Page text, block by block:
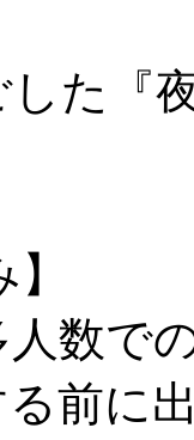
た『
数で
前に